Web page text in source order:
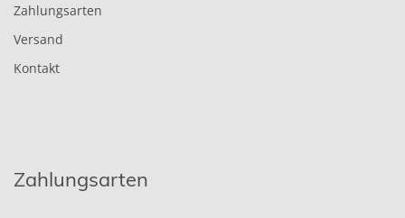
Zahlungsarten
Versand
Kontakt
Zahlungsarten